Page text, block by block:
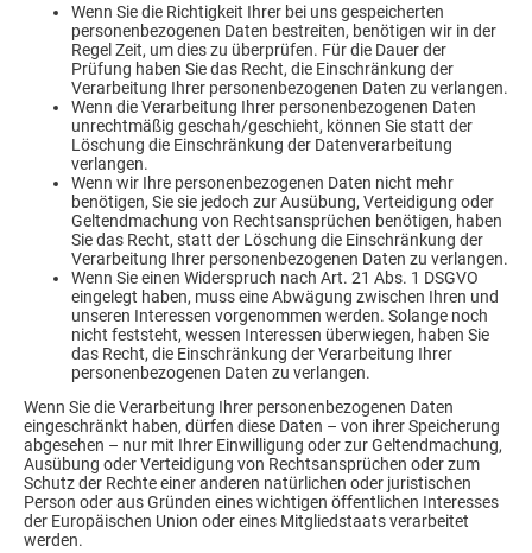
Wenn Sie die Richtigkeit Ihrer bei uns gespeicherten
personenbezogenen Daten bestreiten, benötigen wir in der
Regel Zeit, um dies zu überprüfen. Für die Dauer der
Prüfung haben Sie das Recht, die Einschränkung der
Verarbeitung Ihrer personenbezogenen Daten zu verlangen.
Wenn die Verarbeitung Ihrer personenbezogenen Daten
unrechtmäßig geschah/geschieht, können Sie statt der
Löschung die Einschränkung der Datenverarbeitung
verlangen.
Wenn wir Ihre personenbezogenen Daten nicht mehr
benötigen, Sie sie jedoch zur Ausübung, Verteidigung oder
Geltendmachung von Rechtsansprüchen benötigen, haben
Sie das Recht, statt der Löschung die Einschränkung der
Verarbeitung Ihrer personenbezogenen Daten zu verlangen.
Wenn Sie einen Widerspruch nach Art. 21 Abs. 1 DSGVO
eingelegt haben, muss eine Abwägung zwischen Ihren und
unseren Interessen vorgenommen werden. Solange noch
nicht feststeht, wessen Interessen überwiegen, haben Sie
das Recht, die Einschränkung der Verarbeitung Ihrer
personenbezogenen Daten zu verlangen.
Wenn Sie die Verarbeitung Ihrer personenbezogenen Daten
eingeschränkt haben, dürfen diese Daten – von ihrer Speicherung
abgesehen – nur mit Ihrer Einwilligung oder zur Geltendmachung,
Ausübung oder Verteidigung von Rechtsansprüchen oder zum
Schutz der Rechte einer anderen natürlichen oder juristischen
Person oder aus Gründen eines wichtigen öffentlichen Interesses
der Europäischen Union oder eines Mitgliedstaats verarbeitet
werden.